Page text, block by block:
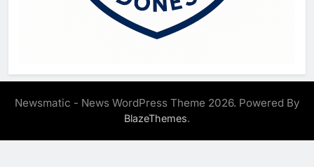
Newsmatic - News WordPress Theme 2026. Powered By
BlazeThemes.